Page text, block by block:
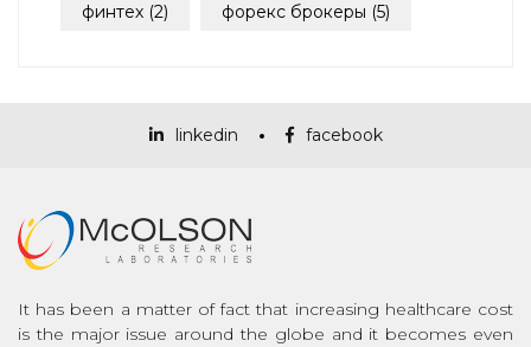
финтех (2) форекс брокеры (5)
linkedin facebook
It has been a matter of fact that increasing healthcare cost
is the major issue around the globe and it becomes even